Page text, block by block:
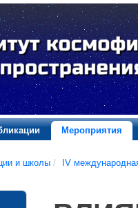
Мероприятия
и школы / IV